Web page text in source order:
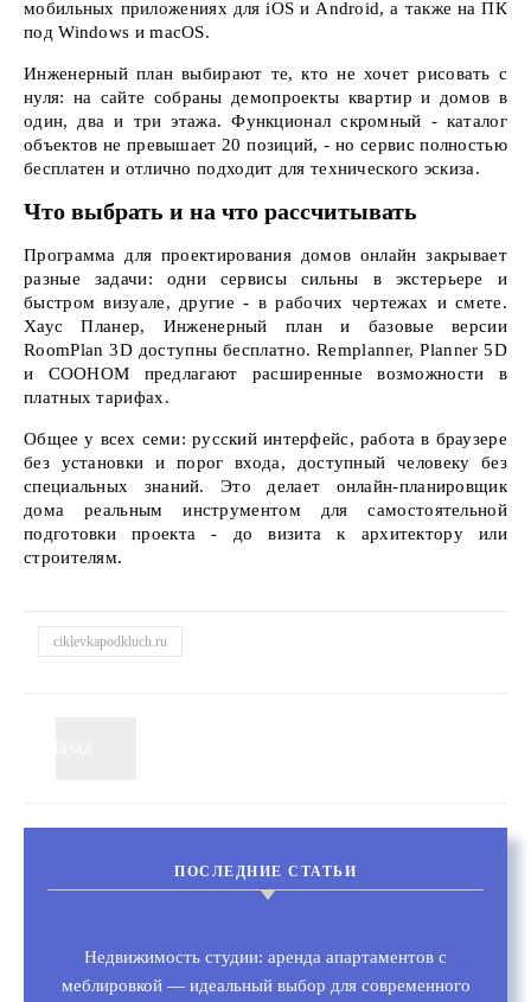
мобильных приложениях для iOS и Android, а также на ПК
под Windows и macOS.
Инженерный план выбирают те, кто не хочет рисовать с
нуля: на сайте собраны демопроекты квартир и домов в
один, два и три этажа. Функционал скромный - каталог
объектов не превышает 20 позиций, - но сервис полностью
бесплатен и отлично подходит для технического эскиза.
Что выбрать и на что рассчитывать
Программа для проектирования домов онлайн закрывает
разные задачи: одни сервисы сильны в экстерьере и
быстром визуале, другие - в рабочих чертежах и смете.
Хаус Планер, Инженерный план и базовые версии
RoomPlan 3D доступны бесплатно. Remplanner, Planner 5D
и СOОНОМ предлагают расширенные возможности в
платных тарифах.
Общее у всех семи: русский интерфейс, работа в браузере
без установки и порог входа, доступный человеку без
специальных знаний. Это делает онлайн-планировщик
дома реальным инструментом для самостоятельной
подготовки проекта - до визита к архитектору или
строителям.
ciklevkapodkluch.ru
ПОСЛЕДНИЕ СТАТЬИ
Недвижимость студии: аренда апартаментов с
меблировкой — идеальный выбор для современного